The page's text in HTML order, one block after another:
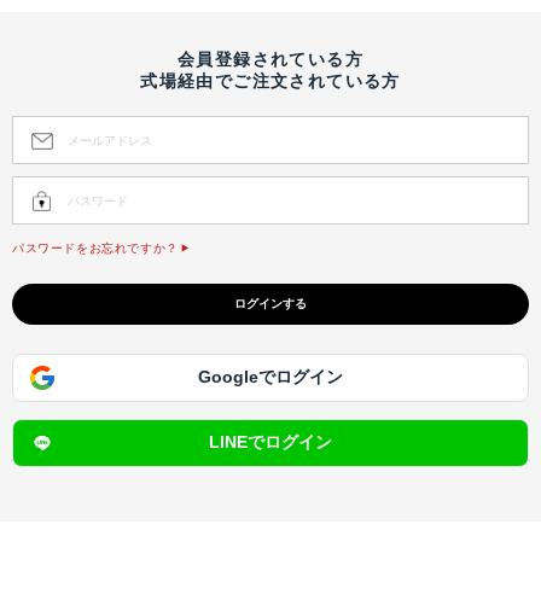
会員登録されている方
式場経由でご注文されている方
パスワードをお忘れですか？
Googleでログイン
LINEでログイン